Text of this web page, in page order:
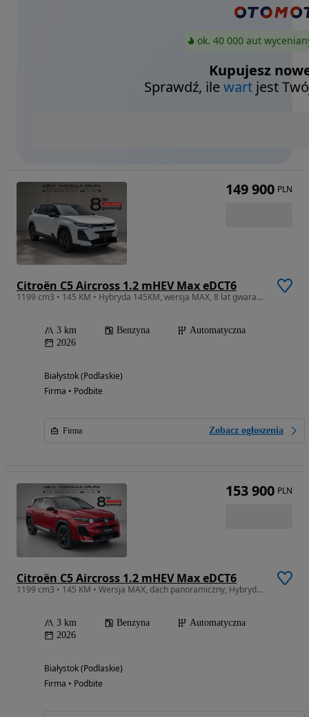
ok. 40 000 aut
Kupujesz
Sprawdź, ilewart jest
Citroën C5 Aircross 1.2 mHEV Max eDCT6
1199 cm3 • 145 KM • Hybryda 145KM, wersja MAX, 8 lat gwarancji
3 km Benzyna
Automatyczna
2026
Białystok (Podlaskie)
Firma • Podbite
Firma Zobacz ogłoszenia
149 900 PLN
Citroën C5 Aircross 1.2 mHEV Max eDCT6
1199 cm3 • 145 KM • Wersja MAX, dach panoramiczny, Hybryda, 8 lat "we care"
3 km Benzyna
Automatyczna
2026
Białystok (Podlaskie)
Firma • Podbite
153 900 PLN